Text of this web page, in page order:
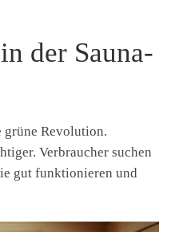
der Sauna-
grüne Revolution.
Verbraucher suchen
gut funktionieren und